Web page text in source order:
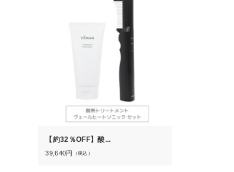
【約32％OFF】酸...
39,640円 （税込）